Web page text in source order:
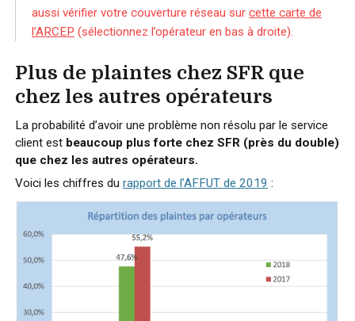
aussi vérifier votre couverture réseau sur cette carte de
l’ARCEP (sélectionnez l’opérateur en bas à droite).
Plus de plaintes chez SFR que
chez les autres opérateurs
La probabilité d’avoir une problème non résolu par le service
client est beaucoup plus forte chez SFR (près du double)
que chez les autres opérateurs.
Voici les chiffres du rapport de l’AFFUT de 2019 :